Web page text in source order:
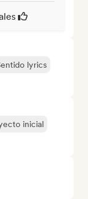
lyrics
inicial